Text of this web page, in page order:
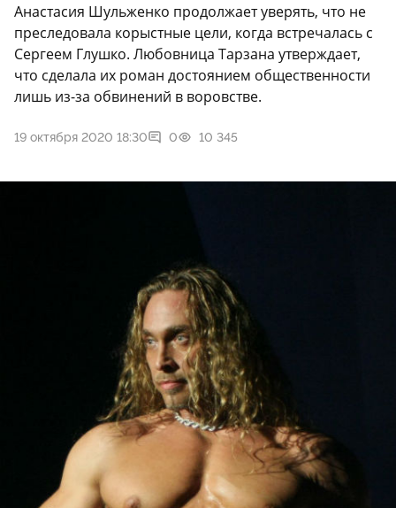
Анастасия Шульженко продолжает уверять, что не
преследовала корыстные цели, когда встречалась с
Сергеем Глушко. Любовница Тарзана утверждает,
что сделала их роман достоянием общественности
лишь из-за обвинений в воровстве.
19 октября 2020 18:30 0 10 345